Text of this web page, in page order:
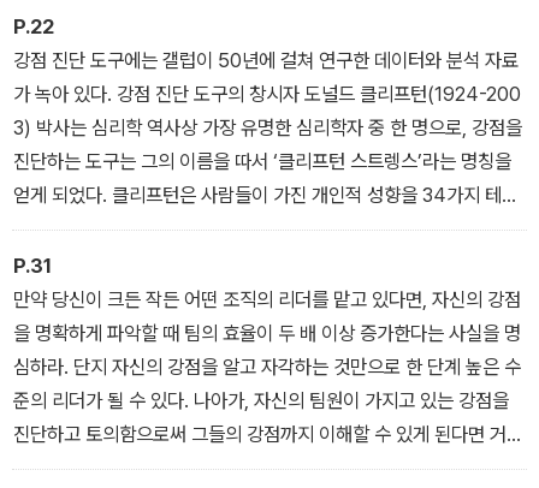
하고 있다.
자기계발 분야에서 이토록 오랜 기간 동안 사랑받아온 책은 드물 것
이다. 2025년 청림출판에서 새로 나온 《위대한 나의 발견 ★ 강점혁
명》 개정판은 오랜 기간독자들의 호응에 힘입어 이택진 갤럽 CFO의
멋진 서문과 코칭경영원 고현숙 대표의 전문 감수로 더 강력하게 돌
P.22
강점 진단 도구에는 갤럽이 50년에 걸쳐 연구한 데이터와 분석 자료
가 녹아 있다. 강점 진단 도구의 창시자 도널드 클리프턴(1924-200
3) 박사는 심리학 역사상 가장 유명한 심리학자 중 한 명으로, 강점을
진단하는 도구는 그의 이름을 따서 ‘클리프턴 스트렝스’라는 명칭을
얻게 되었다. 클리프턴은 사람들이 가진 개인적 성향을 34가지 테마
로 분류할 수 있다는 사실을 발견했다. 그리고 이를 타고난 재능이라
고 불렀다. 그의 말에 따르면 사람마다 타고난 재능은 다르지만 어쨌
든 이는 전부 성취, 승부, 전략 등으로 이루어진 34가지 테마 중 어느
하나에 해당한다. 만약 자신이 가진 가장 강력한 강점 5가지를 파악
해서 활용할 수 있다면, 우리는 자신의 강점을 십분 발휘해서 직장생
활은 물론 인생 전체에서도 큰 변화를 가져올 수 있을 것이다. _ <내
안의 잠재력을 찾아서>
P.31
만약 당신이 크든 작든 어떤 조직의 리더를 맡고 있다면, 자신의 강점
을 명확하게 파악할 때 팀의 효율이 두 배 이상 증가한다는 사실을 명
심하라. 단지 자신의 강점을 알고 자각하는 것만으로 한 단계 높은 수
준의 리더가 될 수 있다. 나아가, 자신의 팀원이 가지고 있는 강점을
진단하고 토의함으로써 그들의 강점까지 이해할 수 있게 된다면 거기
서 한 단계 업그레이드된 리더십을 발휘할 수 있다. _ <좋은 리더가